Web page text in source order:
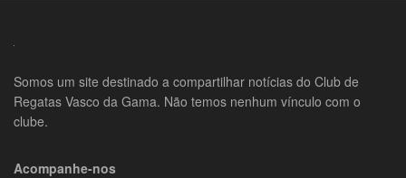
Somos um site destinado a compartilhar notícias do Club de
Regatas Vasco da Gama. Não temos nenhum vínculo com o
clube.
Acompanhe-nos